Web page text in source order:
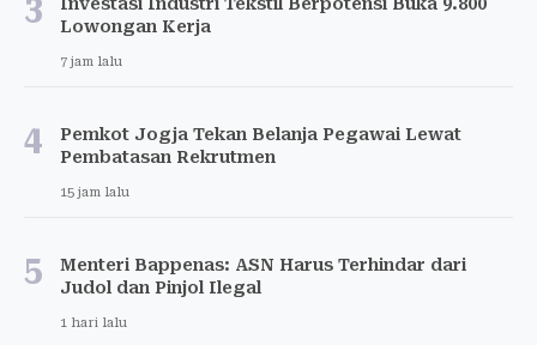
3
Lowongan Kerja
7 jam lalu
4
Pemkot Jogja Tekan Belanja Pegawai Lewat
Pembatasan Rekrutmen
15 jam lalu
5
Menteri Bappenas: ASN Harus Terhindar dari
Judol dan Pinjol Ilegal
1 hari lalu